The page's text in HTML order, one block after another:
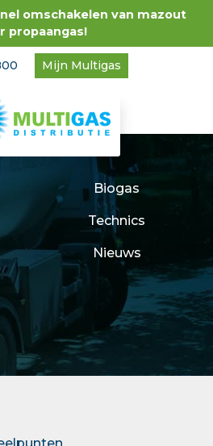
omschakelen van mazout
propaangas!
Mijn Multigas
Biogas
Technics
Nieuws